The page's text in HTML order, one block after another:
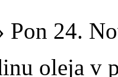
Pon 24.
oleja v